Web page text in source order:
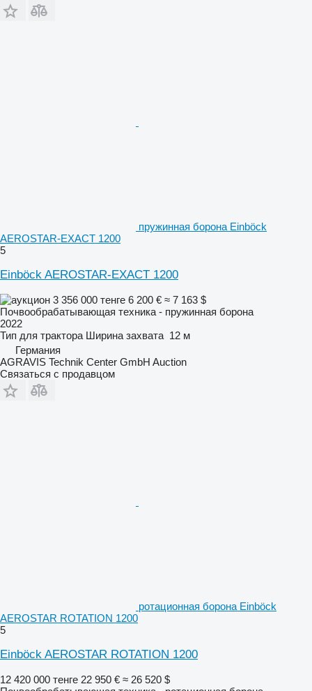
пружинная борона Einböck
AEROSTAR-EXACT 1200
5
Einböck AEROSTAR-EXACT 1200
3 356 000 тенге 6 200 € ≈ 7 163 $
Почвообрабатывающая техника - пружинная борона
2022
Тип для трактора Ширина захвата 12 м
Германия
AGRAVIS Technik Center GmbH Auction
Связаться с продавцом
ротационная борона Einböck
AEROSTAR ROTATION 1200
5
Einböck AEROSTAR ROTATION 1200
12 420 000 тенге 22 950 € ≈ 26 520 $